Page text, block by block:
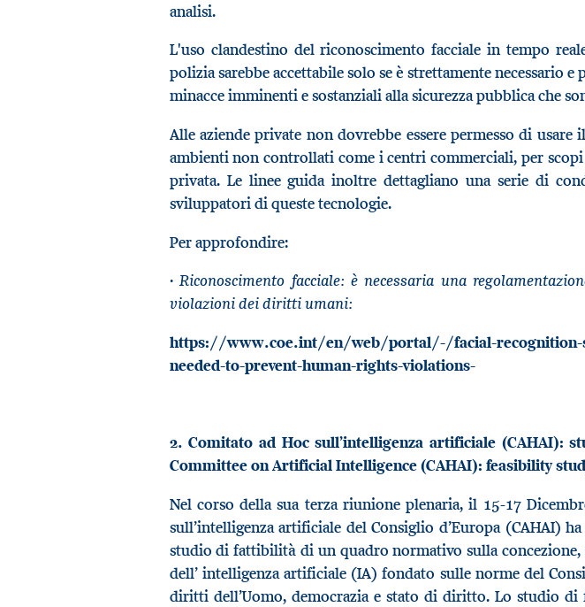
analisi.
L'uso clandestino del riconoscimento facciale in tempo
polizia sarebbe accettabile solo se è strettamente necessario
minacce imminenti e sostanziali alla sicurezza pubblica che
Alle aziende private non dovrebbe essere permesso di
ambienti non controllati come i centri commerciali, per
privata. Le linee guida inoltre dettagliano una serie di
sviluppatori di queste tecnologie.
Per approfondire:
·Riconoscimento facciale: è necessaria una
violazioni dei diritti umani:
https://www.coe.int/en/web/portal/-/facial-recognition-
needed-to-prevent-human-rights-violations-
2. Comitato ad Hoc sull’intelligenza artificiale (CAHAI):
Committee on Artificial Intelligence (CAHAI): feasibility
Nel corso della sua terza riunione plenaria, il 15-17
sull’intelligenza artificiale del Consiglio d’Europa (CAHAI)
studio di fattibilità di un quadro normativo sulla concezione,
dell’ intelligenza artificiale (IA) fondato sulle norme del
diritti dell’Uomo, democrazia e stato di diritto. Lo studio